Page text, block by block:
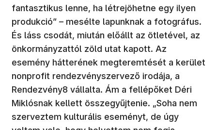
fantasztikus lenne, ha létrejöhetne egy ilyen
produkció” – mesélte lapunknak a fotográfus.
És láss csodát, miután előállt az ötletével, az
önkormányzattól zöld utat kapott. Az
esemény hátterének megteremtését a kerület
nonprofit rendezvényszervező irodája, a
Rendezvény8 vállalta. Ám a fellépőket Déri
Miklósnak kellett összegyűjtenie. „Soha nem
szerveztem kulturális eseményt, de úgy